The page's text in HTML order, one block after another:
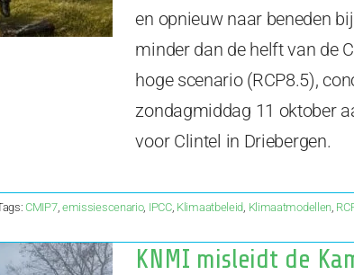
en opnieuw naar beneden
minder dan de helft van de
hoge scenario (RCP8.5),
zondagmiddag 11 oktober
voor Clintel in Driebergen.
CMIP7, emissiescenario, IPCC, Klimaatbeleid, Klimaatmodellen,
KNMI misleidt de